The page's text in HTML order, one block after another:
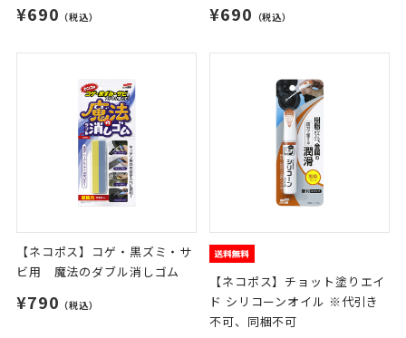
¥690 （税込） ¥690 （税込）
【ネコポス】コゲ・黒ズミ・サ
ビ用 魔法のダブル消しゴム
¥790 （税込）
【ネコポス】チョット塗りエイ
ド シリコーンオイル ※代引き
不可、同梱不可